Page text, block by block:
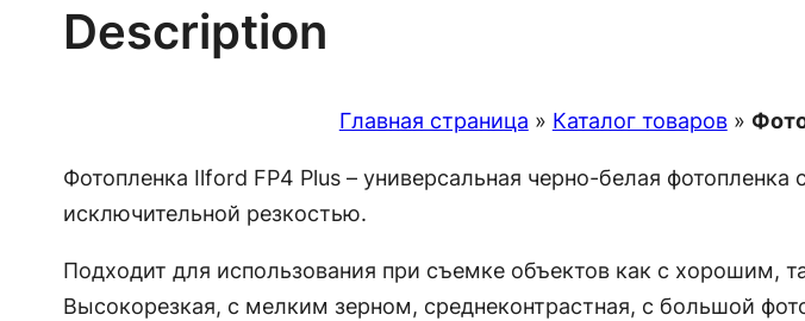
Description
Главная страница » Каталог товаров»
Фотопленка Ilford FP4 Plus – универсальная черно-белая
исключительной резкостью.
Подходит для использования при съемке объектов как с
Высокорезкая, с мелким зерном, среднеконтрастная, с большой